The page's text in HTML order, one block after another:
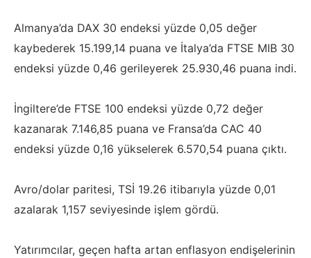
Almanya’da DAX 30 endeksi yüzde 0,05 değer
kaybederek 15.199,14 puana ve İtalya’da FTSE MIB 30
endeksi yüzde 0,46 gerileyerek 25.930,46 puana indi.
İngiltere’de FTSE 100 endeksi yüzde 0,72 değer
kazanarak 7.146,85 puana ve Fransa’da CAC 40
endeksi yüzde 0,16 yükselerek 6.570,54 puana çıktı.
Avro/dolar paritesi, TSİ 19.26 itibarıyla yüzde 0,01
azalarak 1,157 seviyesinde işlem gördü.
Yatırımcılar, geçen hafta artan enflasyon endişelerinin